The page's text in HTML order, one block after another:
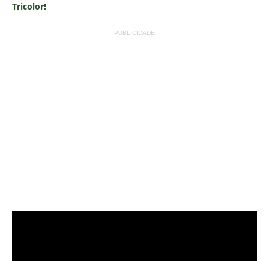
Tricolor!
PUBLICIDADE